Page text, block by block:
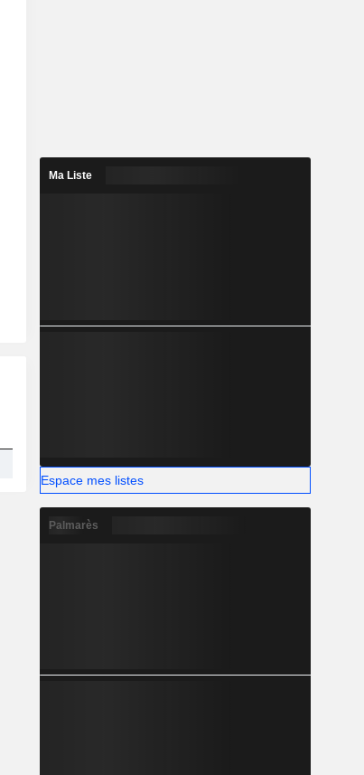
7,03 Md
Ma Liste
Espace mes listes
Palmarès